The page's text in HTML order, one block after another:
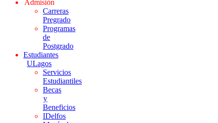
Admisión
Carreras
Pregrado
Programas
de
Postgrado
Estudiantes
ULagos
Servicios
Estudiantiles
Becas
y
Beneficios
IDelfos